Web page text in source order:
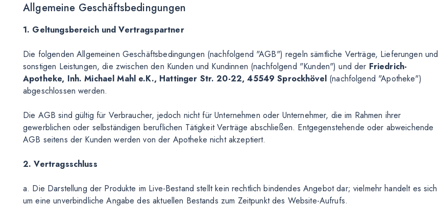
Allgemeine Geschäftsbedingungen
1. Geltungsbereich und Vertragspartner
Die folgenden Allgemeinen Geschäftsbedingungen (nachfolgend "AGB") regeln sämtliche Verträge, Lieferungen und
sonstigen Leistungen, die zwischen den Kunden und Kundinnen (nachfolgend "Kunden") und der Friedrich-
Apotheke, Inh. Michael Mahl e.K., Hattinger Str. 20-22, 45549 Sprockhövel(nachfolgend "Apotheke")
abgeschlossen werden.
Die AGB sind gültig für Verbraucher, jedoch nicht für Unternehmen oder Unternehmer, die im Rahmen ihrer
gewerblichen oder selbständigen beruflichen Tätigkeit Verträge abschließen. Entgegenstehende oder abweichende
AGB seitens der Kunden werden von der Apotheke nicht akzeptiert.
2. Vertragsschluss
a. Die Darstellung der Produkte im Live-Bestand stellt kein rechtlich bindendes Angebot dar; vielmehr handelt es sich
um eine unverbindliche Angabe des aktuellen Bestands zum Zeitpunkt des Website-Aufrufs.